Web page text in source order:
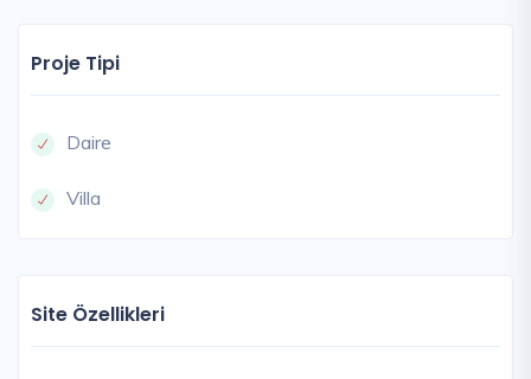
Proje Tipi
Daire
Villa
Site Özellikleri